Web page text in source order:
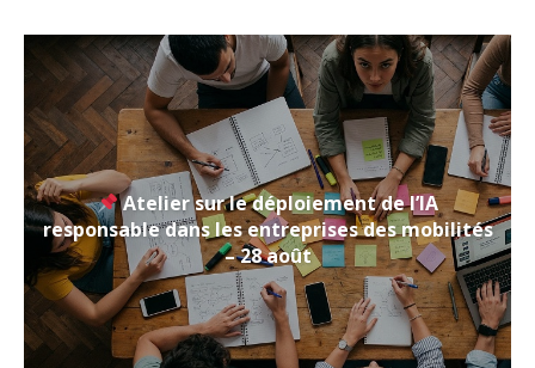
Atelier sur le déploiement de l’IA
responsable dans les entreprises des mobilités
– 28 août